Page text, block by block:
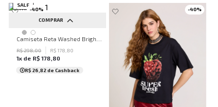
SALE
-40%
COMPRAR
P
R$298,00 R$ 178 80
1x de R$ 178 80
R$ 26,82 de Cashback
-40%